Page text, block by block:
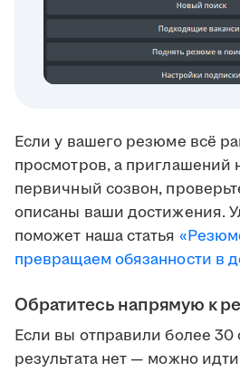
Если у вашего резюме всё
просмотров, а приглашений
первичный созвон,
описаны ваши достижения.
поможет наша статья
превращаем обязанности в
Обратитесь напрямую к
Если вы отправили более 30
результата нет — можно